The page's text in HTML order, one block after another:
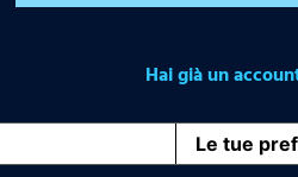
Hai già un
Le tue